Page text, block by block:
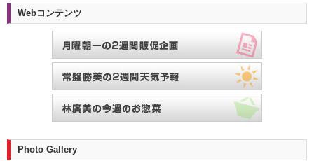
Webコンテンツ
Photo Gallery